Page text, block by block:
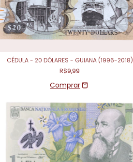
CÉDULA - 20 DÓLARES - GUIANA (1996-2018)
R$9,99